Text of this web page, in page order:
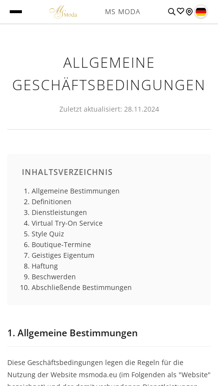
MS MODA
ALLGEMEINE
GESCHÄFTSBEDINGUNGEN
Zuletzt aktualisiert: 28.11.2024
INHALTSVERZEICHNIS
Allgemeine Bestimmungen
Definitionen
Dienstleistungen
Virtual Try-On Service
Style Quiz
Boutique-Termine
Geistiges Eigentum
Haftung
Beschwerden
Abschließende Bestimmungen
1. Allgemeine Bestimmungen
Diese Geschäftsbedingungen legen die Regeln für die
Nutzung der Website msmoda.eu (im Folgenden als "Website"